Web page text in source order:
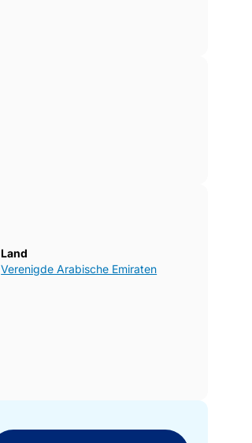
Land
Verenigde Arabische Emiraten